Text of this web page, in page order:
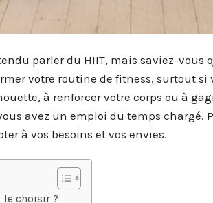
parler du HIIT, mais saviez-
votre routine de fitness, surtout si
à renforcer votre corps ou à
avez un emploi du temps chargé.
à vos besoins et vos envies.
le choisir ?